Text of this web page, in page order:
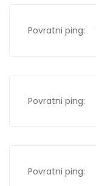
Povratni ping:
Povratni ping:
Povratni ping: